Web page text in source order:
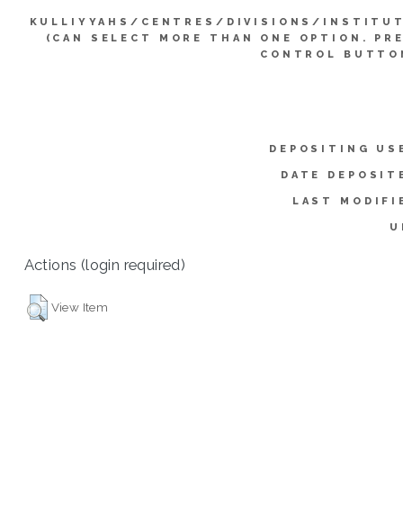
KULLIYYAHS/CENTRES/DIVISIONS/
(CAN SELECT MORE THAN ONE OPTION.
CONTROL
DEPOSITING
DATE
LAST
Actions (login required)
View Item